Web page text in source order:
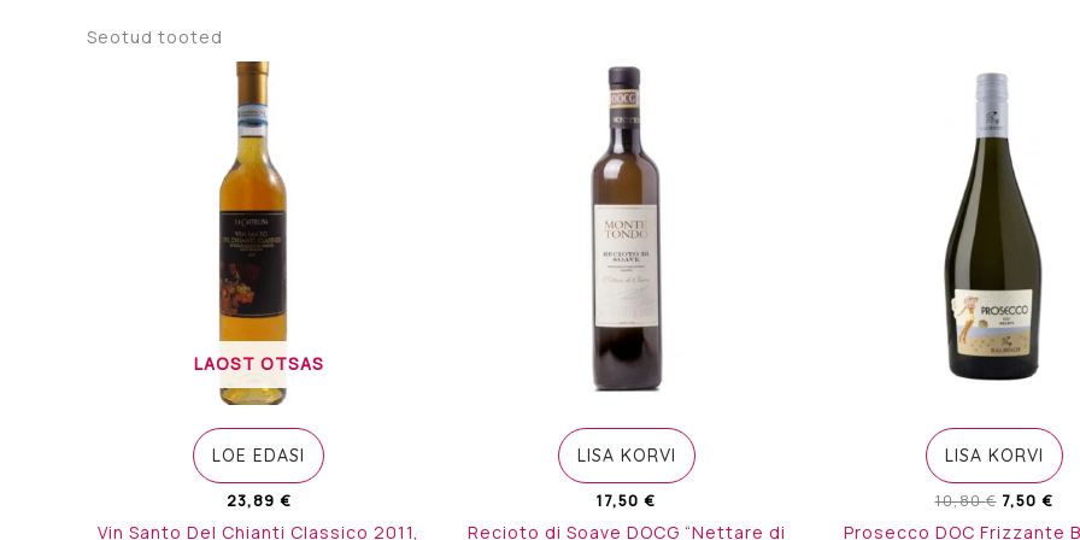
Seotud tooted
LAOST OTSAS
LOE EDASI
23,89 €
Vin Santo Del Chianti Classico 2011,
LISA KORVI
17,50 €
Recioto di Soave DOCG “Nettare di
LISA KORVI
10,80€ Algne
7,50 €
Prosecco DOC Frizzante